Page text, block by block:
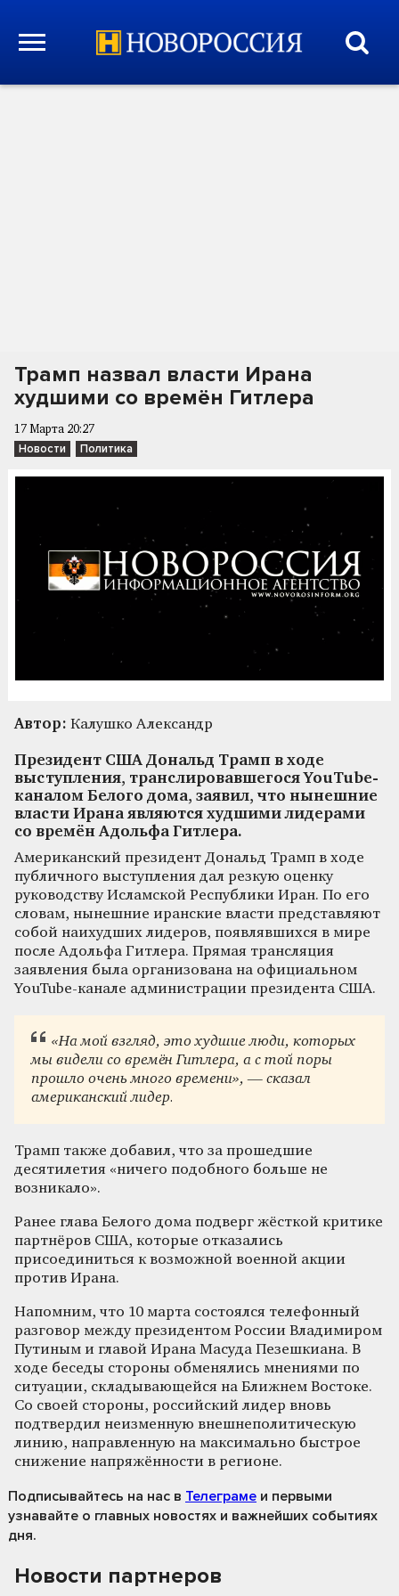
Трамп назвал власти Ирана
худшими со времён Гитлера
17 Марта 20:27
Новости Политика
Автор: Калушко Александр
Президент США Дональд Трамп в ходе
выступления, транслировавшегося YouTube-
каналом Белого дома, заявил, что нынешние
власти Ирана являются худшими лидерами
со времён Адольфа Гитлера.
Американский президент Дональд Трамп в ходе
публичного выступления дал резкую оценку
руководству Исламской Республики Иран. По его
словам, нынешние иранские власти представляют
собой наихудших лидеров, появлявшихся в мире
после Адольфа Гитлера. Прямая трансляция
заявления была организована на официальном
YouTube-канале администрации президента США.
«На мой взгляд, это худшие люди, которых
мы видели со времён Гитлера, а с той поры
прошло очень много времени», — сказал
американский лидер.
Трамп также добавил, что за прошедшие
десятилетия «ничего подобного больше не
возникало».
Ранее глава Белого дома подверг жёсткой критике
партнёров США, которые отказались
присоединиться к возможной военной акции
против Ирана.
Напомним, что 10 марта состоялся телефонный
разговор между президентом России Владимиром
Путиным и главой Ирана Масуда Пезешкиана. В
ходе беседы стороны обменялись мнениями по
ситуации, складывающейся на Ближнем Востоке.
Со своей стороны, российский лидер вновь
подтвердил неизменную внешнеполитическую
линию, направленную на максимально быстрое
снижение напряжённости в регионе.
Подписывайтесь на нас в Телеграме и первыми
узнавайте о главных новостях и важнейших событиях
дня.
Новости партнеров